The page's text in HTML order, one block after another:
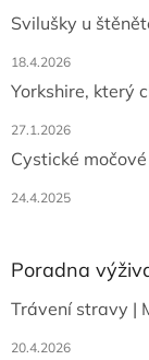
Svilušky u
18.4.2026
Yorkshire, který
27.1.2026
Cystické močové
24.4.2025
Poradna
Trávení stravy |
20.4.2026